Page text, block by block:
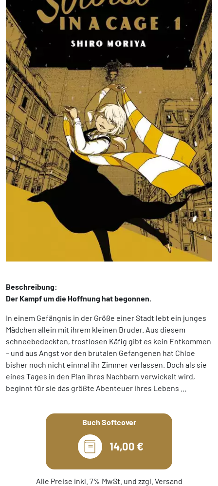
Beschreibung:
Der Kampf um die Hoffnung hat begonnen.
In einem Gefängnis in der Größe einer Stadt lebt ein junges
Mädchen allein mit ihrem kleinen Bruder. Aus diesem
schneebedeckten, trostlosen Käfig gibt es kein Entkommen
– und aus Angst vor den brutalen Gefangenen hat Chloe
bisher noch nicht einmal ihr Zimmer verlassen. Doch als sie
eines Tages in den Plan ihres Nachbarn verwickelt wird,
beginnt für sie das größte Abenteuer ihres Lebens …
Buch Softcover
14,00 €
Alle Preise inkl. 7% MwSt. und zzgl. Versand